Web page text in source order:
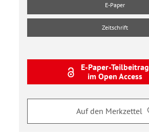
E-Paper
Zeitschrift
E-Paper-Teilbeitrag
im Open Access
Auf den Merkzettel